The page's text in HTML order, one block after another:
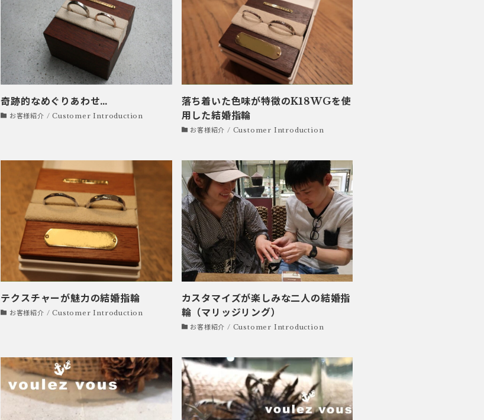
奇跡的なめぐりあわせ…
お客様紹介 / Customer Introduction
落ち着いた色味が特徴のK18WGを使
用した結婚指輪
お客様紹介 / Customer Introduction
テクスチャーが魅力の結婚指輪
お客様紹介 / Customer Introduction
カスタマイズが楽しみな二人の結婚指
輪（マリッジリング）
お客様紹介 / Customer Introduction